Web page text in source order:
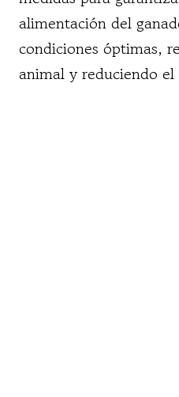
alimentación del
condiciones óptimas,
animal y reduciendo